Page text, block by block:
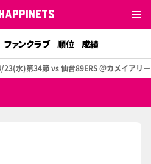
ファンクラブ 順位 成績
23(水)第34節 vs 仙台89ERS ＠カメイアリ